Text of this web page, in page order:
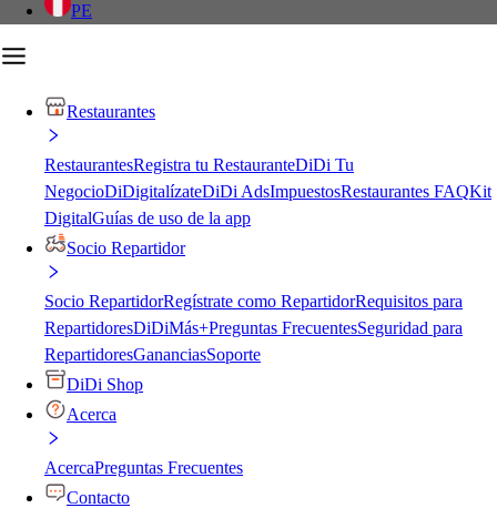
PE
Restaurantes
RestaurantesRegistra tu RestauranteDiDi Tu
NegocioDiDigitalízateDiDi AdsImpuestosRestaurantes FAQKit
DigitalGuías de uso de la app
Socio Repartidor
Socio RepartidorRegístrate como RepartidorRequisitos para
RepartidoresDiDiMás+Preguntas FrecuentesSeguridad para
RepartidoresGananciasSoporte
DiDi Shop
Acerca
AcercaPreguntas Frecuentes
Contacto